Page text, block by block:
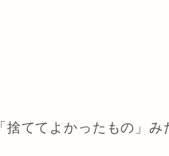
捨ててよかったもの」